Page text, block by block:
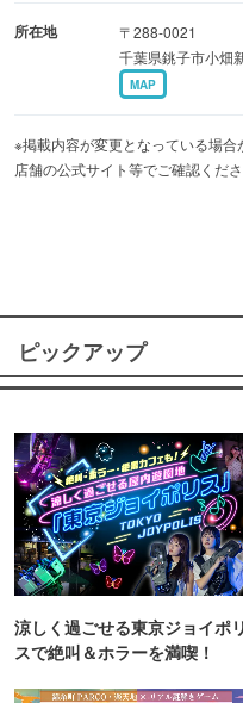
所在地
〒288-0021
千葉県銚子市小畑
MAP
※掲載内容が変更となっている場合
店舗の公式サイト等でご確認くださ
ピックアップ
涼しく過ごせる東京ジョイポリ
スで絶叫＆ホラーを満喫！